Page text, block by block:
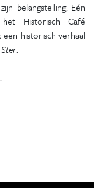
belangstelling. Eén
Historisch Café
historisch verhaal
.